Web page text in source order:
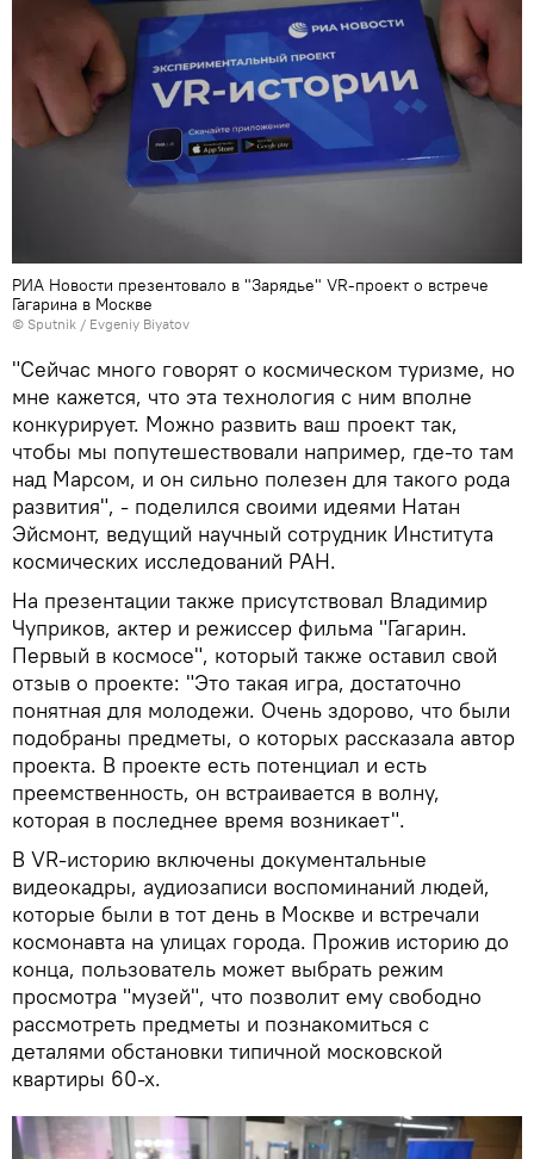
РИА Новости презентовало в "Зарядье" VR-проект о встрече
Гагарина в Москве
© Sputnik / Evgeniy Biyatov
"Сейчас много говорят о космическом туризме, но
мне кажется, что эта технология с ним вполне
конкурирует. Можно развить ваш проект так,
чтобы мы попутешествовали например, где-то там
над Марсом, и он сильно полезен для такого рода
развития", - поделился своими идеями Натан
Эйсмонт, ведущий научный сотрудник Института
космических исследований РАН.
На презентации также присутствовал Владимир
Чуприков, актер и режиссер фильма "Гагарин.
Первый в космосе", который также оставил свой
отзыв о проекте: "Это такая игра, достаточно
понятная для молодежи. Очень здорово, что были
подобраны предметы, о которых рассказала автор
проекта. В проекте есть потенциал и есть
преемственность, он встраивается в волну,
которая в последнее время возникает".
В VR-историю включены документальные
видеокадры, аудиозаписи воспоминаний людей,
которые были в тот день в Москве и встречали
космонавта на улицах города. Прожив историю до
конца, пользователь может выбрать режим
просмотра "музей", что позволит ему свободно
рассмотреть предметы и познакомиться с
деталями обстановки типичной московской
квартиры 60-х.